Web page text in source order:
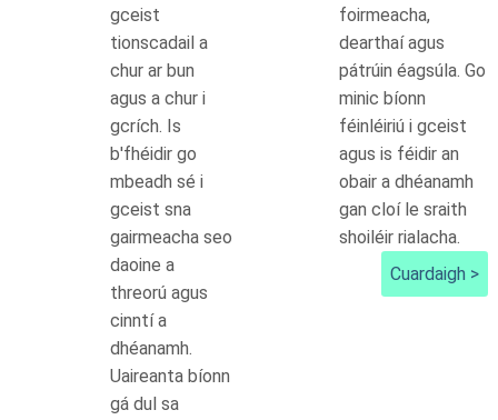
gceist
tionscadail a
chur ar bun
agus a chur i
gcrích. Is
b'fhéidir go
mbeadh sé i
gceist sna
gairmeacha seo
daoine a
threorú agus
cinntí a
dhéanamh.
Uaireanta bíonn
gá dul sa
foirmeacha,
dearthaí agus
pátrúin éagsúla. Go
minic bíonn
féinléiriú i gceist
agus is féidir an
obair a dhéanamh
gan cloí le sraith
shoiléir rialacha.
Cuardaigh >